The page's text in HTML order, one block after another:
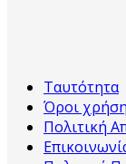
Ταυτότητα
Όροι
Πολιτική